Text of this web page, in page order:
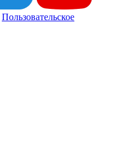
Пользовательское